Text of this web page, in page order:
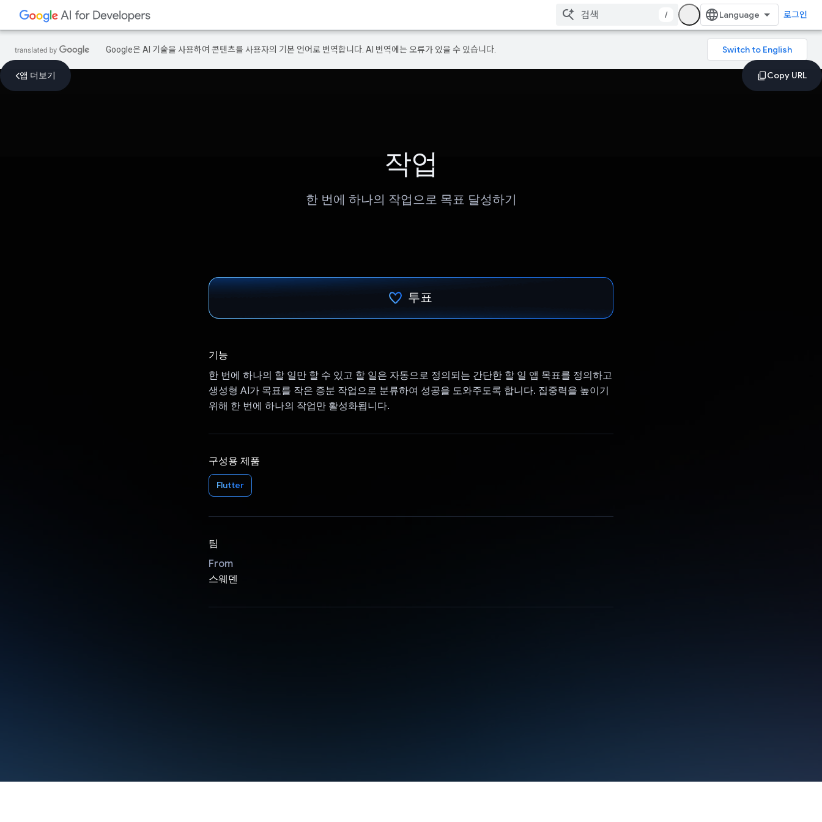
/ 로그인
Google은 AI 기술을 사용하여 콘텐츠를 사용자의 기본 언어로 번역합니다. AI 번역에는 오류가 있을 수 있습니다.
앱 더보기
작업
한 번에 하나의 작업으로 목표 달성하기
투표
기능
한 번에 하나의 할 일만 할 수 있고 할 일은 자동으로 정의되는 간단한 할 일 앱 목표를 정의하고
생성형 AI가 목표를 작은 증분 작업으로 분류하여 성공을 도와주도록 합니다. 집중력을 높이기
위해 한 번에 하나의 작업만 활성화됩니다.
구성용 제품
Flutter
팀
From
스웨덴